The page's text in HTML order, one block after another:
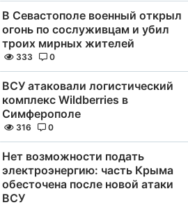
В Севастополе военный открыл
огонь по сослуживцам и убил
троих мирных жителей
333 0
ВСУ атаковали логистический
комплекс Wildberries в
Симферополе
316 0
Нет возможности подать
электроэнергию: часть Крыма
обесточена после новой атаки
ВСУ